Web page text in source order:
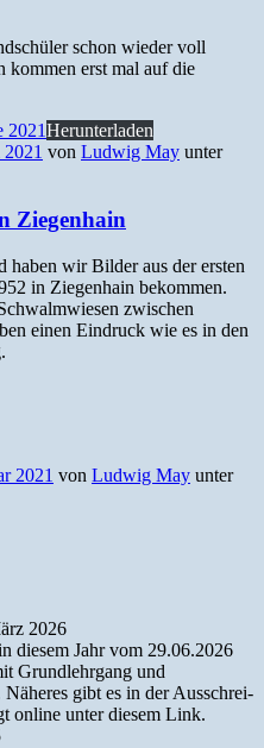
schon wieder voll
kom­men erst mal auf die
2021Herun­ter­laden
von Ludwig May unter
Ziegenhain
haben wir Bilder aus der ersten
in Ziegen­hain bekom­men.
zwis­chen
einen Ein­druck wie es in den
2021 von Ludwig May unter
2026
diesem Jahr vom 29.06.2026
Grundlehrgang und
gibt es in der Auss­chrei­
online unter diesem Link.